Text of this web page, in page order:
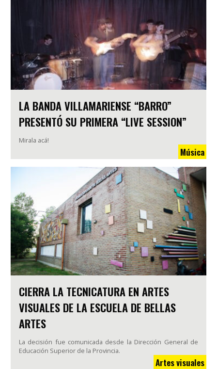
LA BANDA VILLAMARIENSE “BARRO”
PRESENTÓ SU PRIMERA “LIVE SESSION”
Mirala acá!
Música
CIERRA LA TECNICATURA EN ARTES
VISUALES DE LA ESCUELA DE BELLAS
ARTES
La decisión fue comunicada desde la Dirección General de
Educación Superior de la Provincia.
Artes visuales